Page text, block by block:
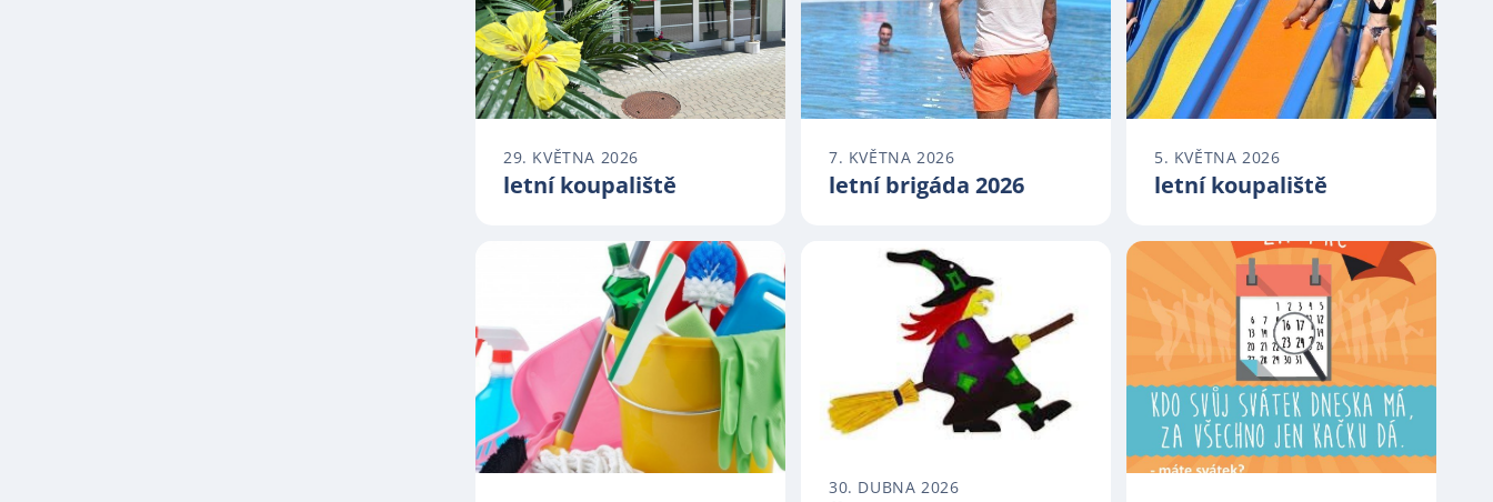
29. KVĚTNA 2026
letní koupaliště
7. KVĚTNA 2026
letní brigáda 2026
5. KVĚTNA 2026
letní koupaliště
30. DUBNA 2026